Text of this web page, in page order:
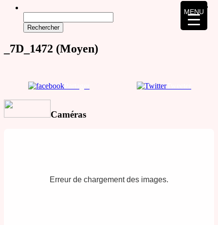
_7D_1472 (Moyen)
Tweeter
Caméras
Erreur de chargement des images.
MENU